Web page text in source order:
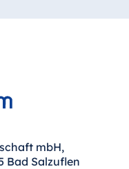
mbH,
Bad Salzuflen